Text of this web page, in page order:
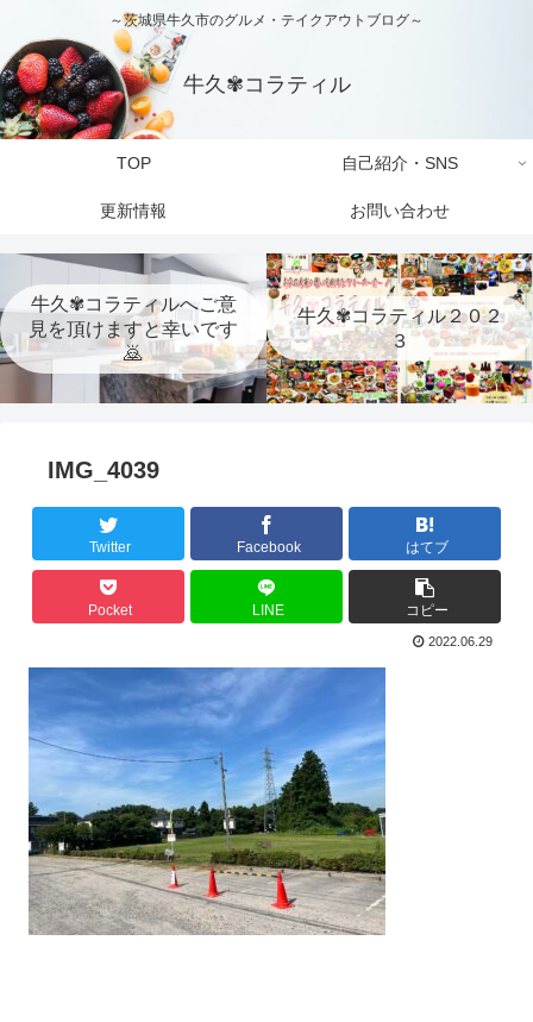
～茨城県牛久市のグルメ・テイクアウトブログ～
牛久✾コラティル
TOP 自己紹介・SNS
更新情報 お問い合わせ
牛久✾コラティルへご意
見を頂けますと幸いです
🙇
牛久✾コラティル２０２
３
IMG_4039
Twitter Facebook はてブ
Pocket LINE コピー
2022.06.29